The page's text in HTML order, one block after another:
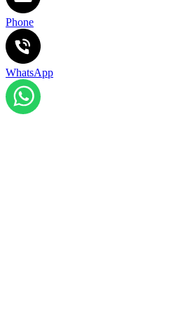
Phone
WhatsApp